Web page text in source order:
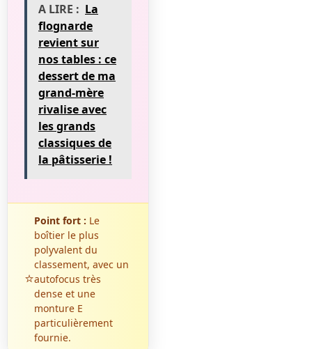
A LIRE : La
flognarde
revient sur
nos tables : ce
dessert de ma
grand-mère
rivalise avec
les grands
classiques de
la pâtisserie !
⭐
Point fort : Le
boîtier le plus
polyvalent du
classement, avec un
autofocus très
dense et une
monture E
particulièrement
fournie.